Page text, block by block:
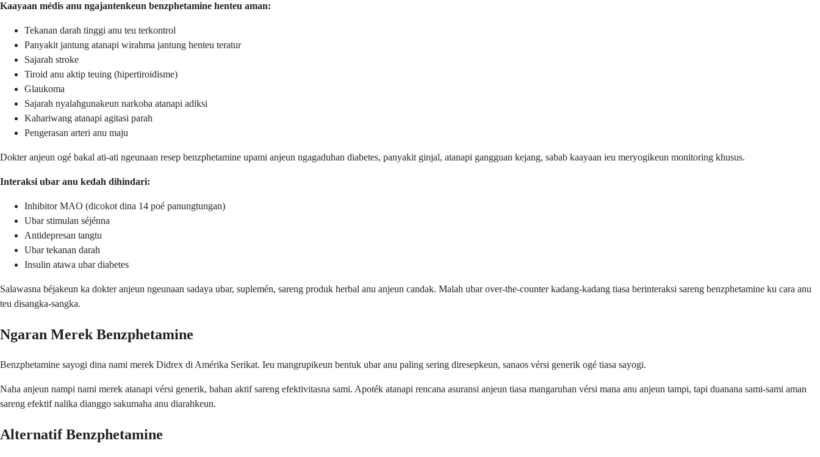
Kaayaan médis anu ngajantenkeun benzphetamine henteu aman:
Tekanan darah tinggi anu teu terkontrol
Panyakit jantung atanapi wirahma jantung henteu teratur
Sajarah stroke
Tiroid anu aktip teuing (hipertiroidisme)
Glaukoma
Sajarah nyalahgunakeun narkoba atanapi adiksi
Kahariwang atanapi agitasi parah
Pengerasan arteri anu maju
Dokter anjeun ogé bakal ati-ati ngeunaan resep benzphetamine upami anjeun ngagaduhan diabetes, panyakit ginjal, atanapi gangguan kejang, sabab kaayaan ieu meryogikeun monitoring khusus.
Interaksi ubar anu kedah dihindari:
Inhibitor MAO (dicokot dina 14 poé panungtungan)
Ubar stimulan séjénna
Antidepresan tangtu
Ubar tekanan darah
Insulin atawa ubar diabetes
Salawasna béjakeun ka dokter anjeun ngeunaan sadaya ubar, suplemén, sareng produk herbal anu anjeun candak. Malah ubar over-the-counter kadang-kadang tiasa berinteraksi sareng benzphetamine ku cara anu
teu disangka-sangka.
Ngaran Merek Benzphetamine
Benzphetamine sayogi dina nami merek Didrex di Amérika Serikat. Ieu mangrupikeun bentuk ubar anu paling sering diresepkeun, sanaos vérsi generik ogé tiasa sayogi.
Naha anjeun nampi nami merek atanapi vérsi generik, bahan aktif sareng efektivitasna sami. Apoték atanapi rencana asuransi anjeun tiasa mangaruhan vérsi mana anu anjeun tampi, tapi duanana sami-sami aman
sareng efektif nalika dianggo sakumaha anu diarahkeun.
Alternatif Benzphetamine